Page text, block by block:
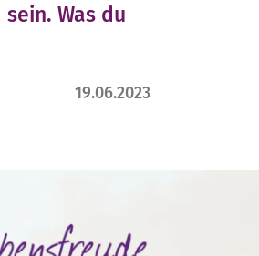
Was du
19.06.2023